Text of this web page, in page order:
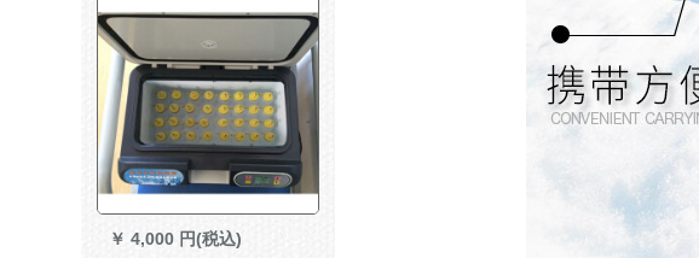
￥ 4,000 円(税込)